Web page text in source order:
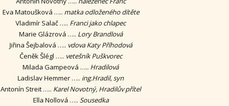
Eva Matoušková ….. matka odloženého dítěte
Vladimír Salač ….. Franci jako chlapec
Marie Glázrová ….. Lory Brandlová
Jiřina Šejbalová ….. vdova Katy Příhodová
Čeněk Šlégl ….. vetešník Puškvorec
Milada Gampeová ….. Hradilová
Ladislav Hemmer ….. ing.Hradil, syn
Antonín Streit ….. Karel Novotný, Hradilův přítel
Ella Nollová ….. Sousedka